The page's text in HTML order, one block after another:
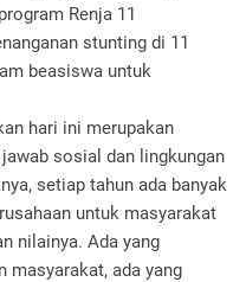
Renja 11
stunting di 11
beasiswa untuk
hari ini merupakan
sosial dan lingkungan
setiap tahun ada banyak
untuk masyarakat
nilainya. Ada yang
masyarakat, ada yang